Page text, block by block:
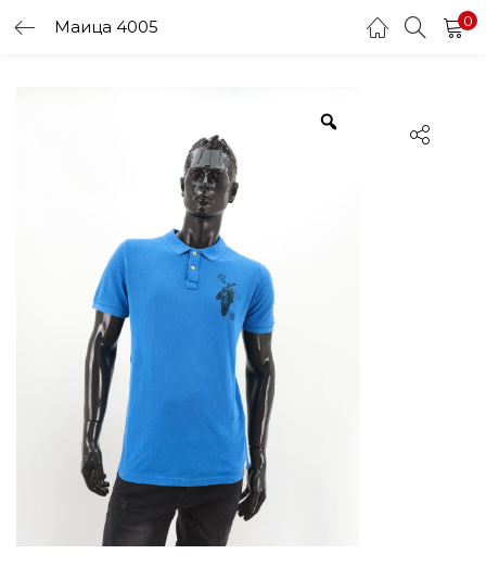
Маица 4005 0
LOGIN
Enter your username and password to login.
Remember me
Login
Lost password?